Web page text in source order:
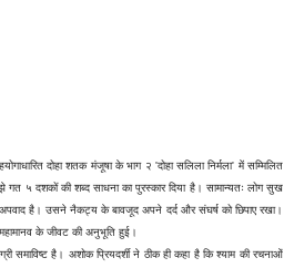
दोहा शतक मंजूषा के भाग २ 'दोहा सलिला निर्मला' में सम्मिलित
५ दशकों की शब्द साधना का पुरस्कार दिया है। सामान्यतः लोग सुख
है। उसने नैकट्य के बावजूद अपने दर्द और संघर्ष को छिपाए रखा।
महामानव के जीवट की अनुभूति हुई।
है। अशोक प्रियदर्शी ने ठीक ही कहा है कि श्याम की रचनाओं